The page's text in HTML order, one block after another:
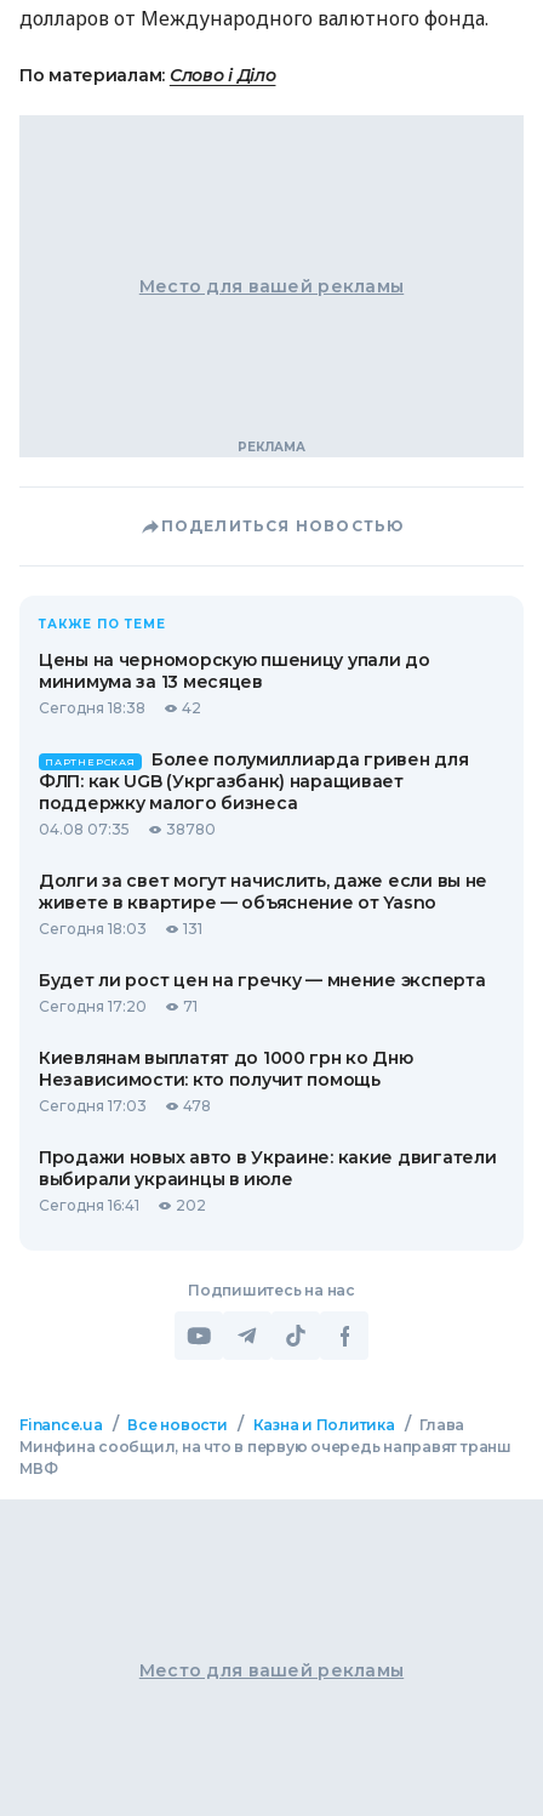
долларов от Международного валютного фонда.
По материалам: Слово і Діло
Место для вашей рекламы
ПОДЕЛИТЬСЯ НОВОСТЬЮ
ТАКЖЕ ПО ТЕМЕ
Цены на черноморскую пшеницу упали до
минимума за 13 месяцев
Сегодня 18:38 42
ПАРТНЕРСКАЯ
Более полумиллиарда гривен для
ФЛП: как UGB (Укргазбанк) наращивает
поддержку малого бизнеса
04.08 07:35 38780
Долги за свет могут начислить, даже если вы не
живете в квартире — объяснение от Yasno
Сегодня 18:03 131
Будет ли рост цен на гречку — мнение эксперта
Сегодня 17:20 71
Киевлянам выплатят до 1000 грн ко Дню
Независимости: кто получит помощь
Сегодня 17:03 478
Продажи новых авто в Украине: какие двигатели
выбирали украинцы в июле
Сегодня 16:41 202
Подпишитесь на нас
Finance.ua / Все новости / Казна и Политика / Глава
Минфина сообщил, на что в первую очередь направят транш
МВФ
Место для вашей рекламы